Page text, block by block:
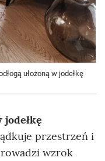
ułożoną w jodełkę
jodełkę
przestrzeń i
wzrok